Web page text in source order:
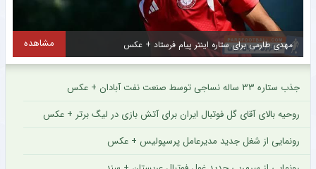
مهدی طارمی برای ستاره اینتر پیام فرستاد + عکس مشاهده
جذب ستاره ۳۳ ساله نساجی توسط صنعت نفت آبادان + عکس
روحیه بالای آقای گل فوتبال ایران برای آتش بازی در لیگ برتر + عکس
رونمایی از شغل جدید مدیرعامل پرسپولیس + عکس